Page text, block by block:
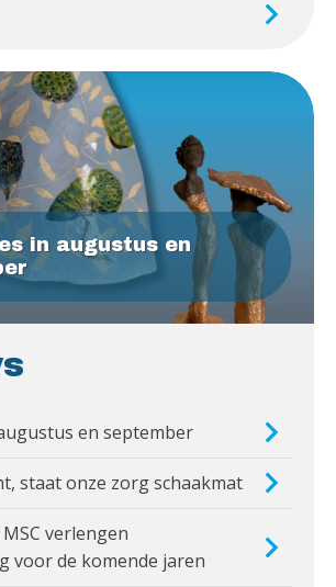
in augustus en
en september
staat onze zorg schaakmat
verlengen
voor de komende jaren